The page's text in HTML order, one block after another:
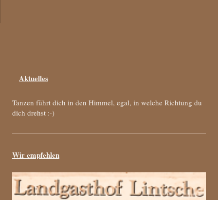
Aktuelles
Tanzen führt dich in den Himmel, egal, in welche Richtung du
dich drehst :-)
Wir empfehlen